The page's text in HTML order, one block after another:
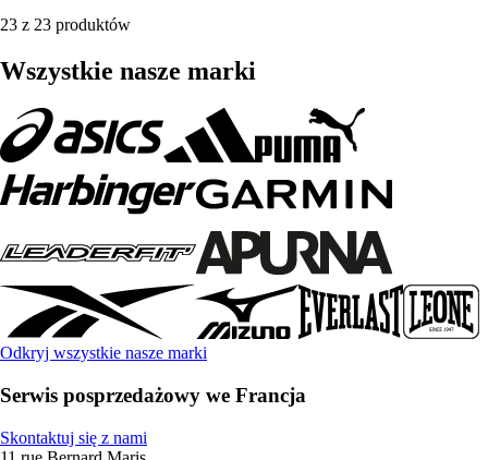
23 z 23 produktów
Wszystkie nasze marki
Odkryj wszystkie nasze marki
Serwis posprzedażowy we Francja
Skontaktuj się z nami